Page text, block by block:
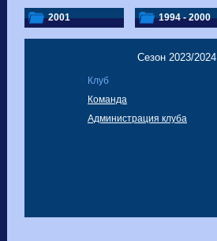
2001 1994 - 2000
Сезон 2023/2024
Клуб
Команда
Администрация клуба